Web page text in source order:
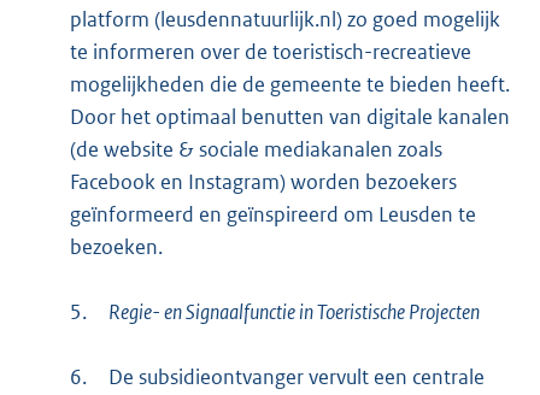
platform (leusdennatuurlijk.nl) zo goed mogelijk
te informeren over de toeristisch-recreatieve
mogelijkheden die de gemeente te bieden heeft.
Door het optimaal benutten van digitale kanalen
(de website & sociale mediakanalen zoals
Facebook en Instagram) worden bezoekers
geïnformeerd en geïnspireerd om Leusden te
bezoeken.
5. Regie- en Signaalfunctie in Toeristische Projecten
6.
De subsidieontvanger vervult een centrale